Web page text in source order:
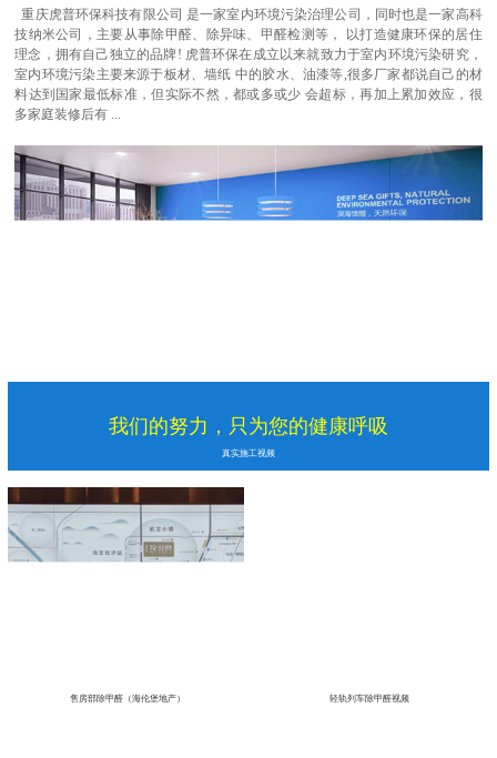
重庆虎普环保科技有限公司 是一家室内环境污染治理公司，同时也是一家高科
技纳米公司，主要从事除甲醛、除异味、甲醛检测等， 以打造健康环保的居住
理念，拥有自己独立的品牌! 虎普环保在成立以来就致力于室内环境污染研究，
室内环境污染主要来源于板材、墙纸 中的胶水、油漆等,很多厂家都说自己的材
料达到国家最低标准，但实际不然，都或多或少 会超标，再加上累加效应，很
多家庭装修后有 ...
我们的努力，只为您的健康呼吸
真实施工视频
售房部除甲醛（海伦堡地产） 轻轨列车除甲醛视频